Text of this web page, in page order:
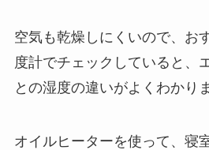
空気も乾燥しにくいので、お
度計でチェックしていると、
との湿度の違いがよくわかり
オイルヒーターを使って、寝